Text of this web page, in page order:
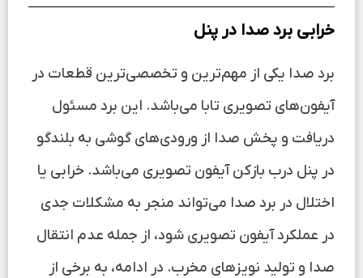
خرابی برد صدا در پنل
برد صدا یکی از مهم‌ترین و تخصصی‌ترین قطعات در
آیفون‌های تصویری تابا می‌باشد. این برد مسئول
دریافت و پخش صدا از ورودی‌های گوشی به بلندگو
در پنل درب بازکن آیفون تصویری می‌باشد. خرابی یا
اختلال در برد صدا می‌تواند منجر به مشکلات جدی
در عملکرد آیفون تصویری شود، از جمله عدم انتقال
صدا و تولید نویزهای مخرب. در ادامه، به برخی از